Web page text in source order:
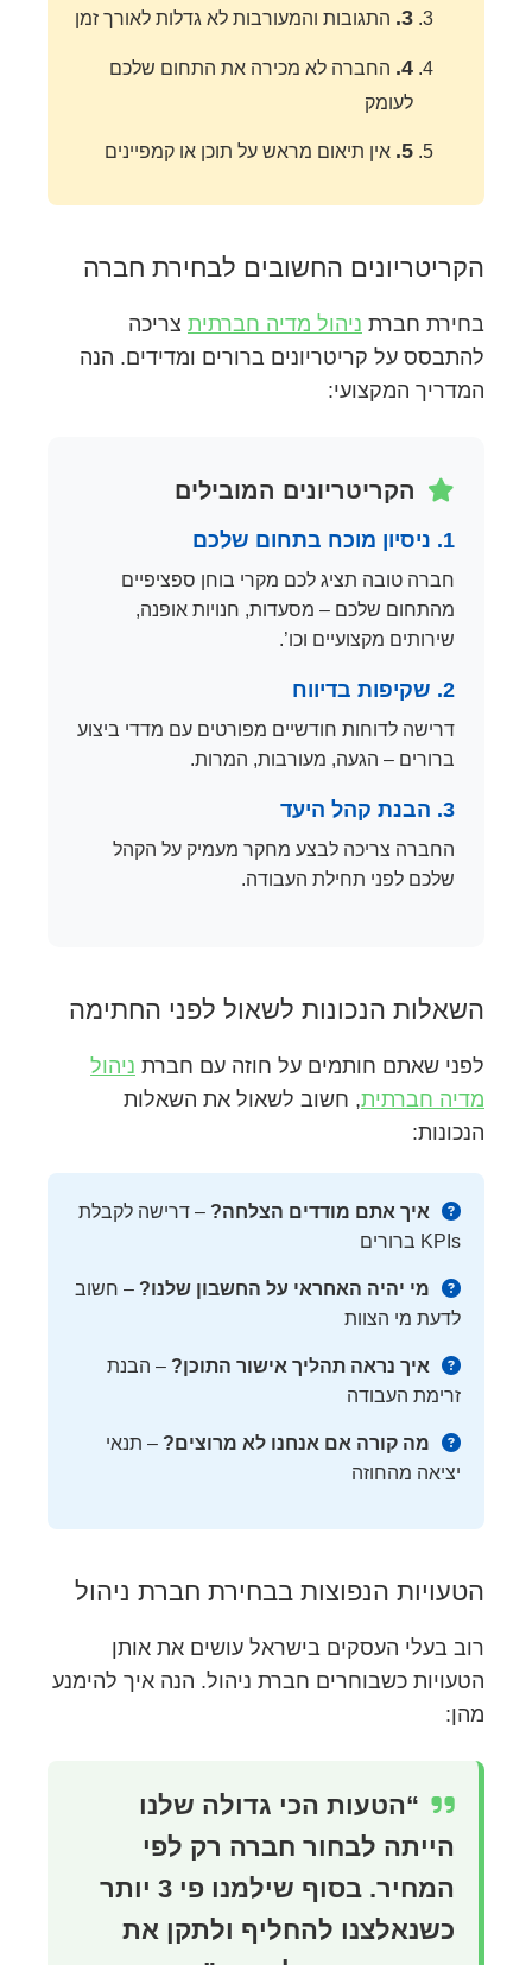
3. התגובות והמעורבות לא גדלות לאורך זמן
4. החברה לא מכירה את התחום שלכם
לעומק
5. אין תיאום מראש על תוכן או קמפיינים
הקריטריונים החשובים לבחירת חברה
בחירת חברת ניהול מדיה חברתית צריכה
להתבסס על קריטריונים ברורים ומדידים. הנה
המדריך המקצועי:
הקריטריונים המובילים
1. ניסיון מוכח בתחום שלכם
חברה טובה תציג לכם מקרי בוחן ספציפיים
מהתחום שלכם – מסעדות, חנויות אופנה,
שירותים מקצועיים וכו’.
2. שקיפות בדיווח
דרישה לדוחות חודשיים מפורטים עם מדדי ביצוע
ברורים – הגעה, מעורבות, המרות.
3. הבנת קהל היעד
החברה צריכה לבצע מחקר מעמיק על הקהל
שלכם לפני תחילת העבודה.
השאלות הנכונות לשאול לפני החתימה
לפני שאתם חותמים על חוזה עם חברת ניהול
מדיה חברתית, חשוב לשאול את השאלות
הנכונות:
איך אתם מודדים הצלחה? – דרישה לקבלת
KPIs ברורים
מי יהיה האחראי על החשבון שלנו? – חשוב
לדעת מי הצוות
איך נראה תהליך אישור התוכן? – הבנת
זרימת העבודה
מה קורה אם אנחנו לא מרוצים? – תנאי
יציאה מהחוזה
הטעויות הנפוצות בבחירת חברת ניהול
רוב בעלי העסקים בישראל עושים את אותן
הטעויות כשבוחרים חברת ניהול. הנה איך להימנע
מהן:
“הטעות הכי גדולה שלנו
הייתה לבחור חברה רק לפי
המחיר. בסוף שילמנו פי 3 יותר
כשנאלצנו להחליף ולתקן את